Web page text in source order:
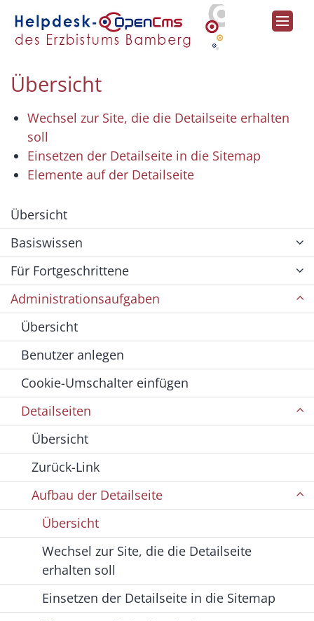
Zum Inhalt springen
Übersicht
Wechsel zur Site, die die Detailseite erhalten
soll
Einsetzen der Detailseite in die Sitemap
Elemente auf der Detailseite
Übersicht
Basiswissen
Für Fortgeschrittene
Administrationsaufgaben
Übersicht
Benutzer anlegen
Cookie-Umschalter einfügen
Detailseiten
Übersicht
Zurück-Link
Aufbau der Detailseite
Übersicht
Wechsel zur Site, die die Detailseite
erhalten soll
Einsetzen der Detailseite in die Sitemap